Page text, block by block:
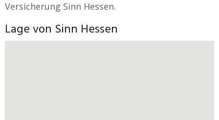
Versicherung Sinn Hessen.
Lage von Sinn Hessen